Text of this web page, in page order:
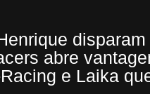
abre
e Laika